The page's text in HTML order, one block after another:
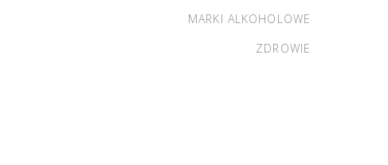
MARKI ALKOHOLOWE
ZDROWIE